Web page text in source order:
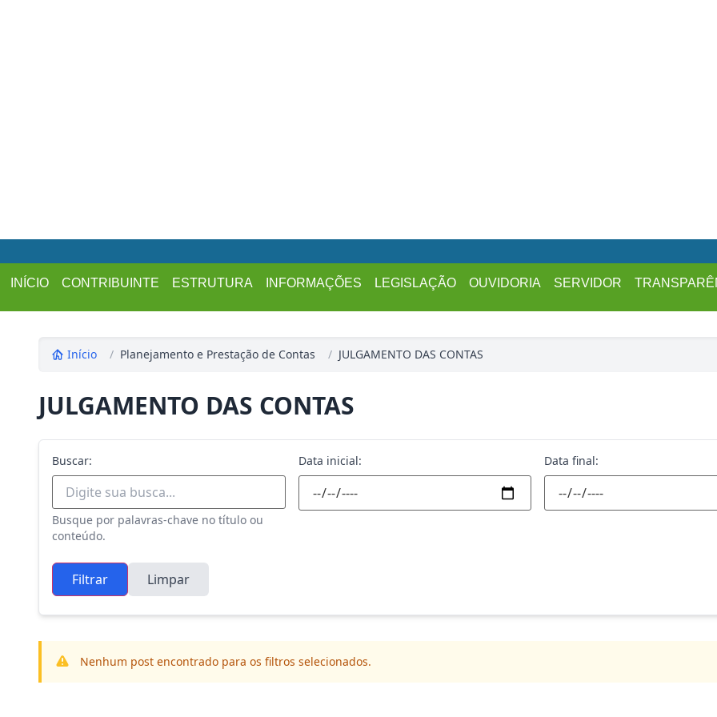
INÍCIO CONTRIBUINTE ESTRUTURA INFORMAÇÕES LEGISLAÇÃO OUVIDORIA SERVIDOR
Início / Planejamento e Prestação de Contas / JULGAMENTO DAS CONTAS
JULGAMENTO DAS CONTAS
Buscar:
Busque por palavras-chave no título ou
conteúdo.
Data inicial: Data final:
Filtrar Limpar
Nenhum post encontrado para os filtros selecionados.